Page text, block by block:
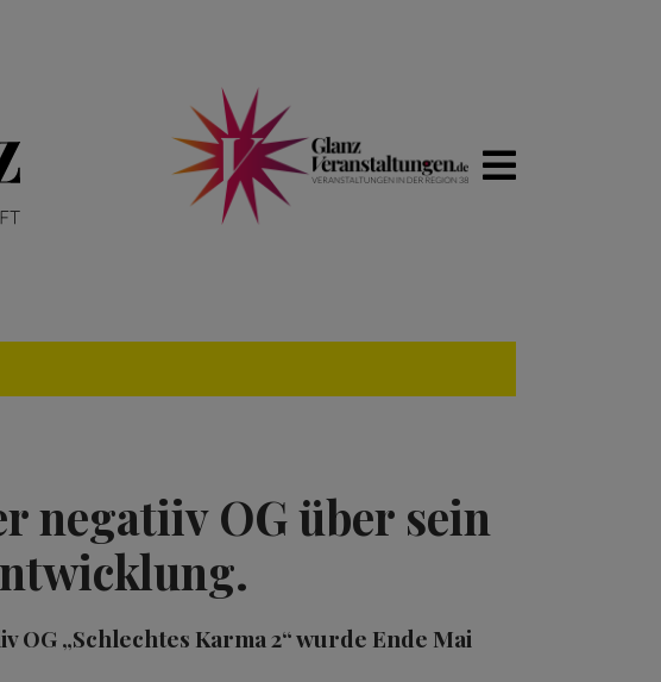
negatiiv OG über sein
OG „Schlechtes Karma 2“ wurde Ende Mai